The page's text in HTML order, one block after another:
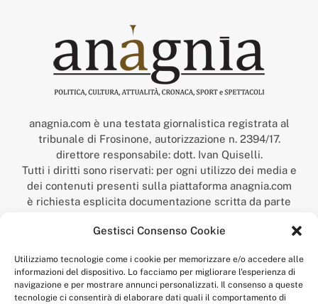
Gestisci Consenso Cookie
Utilizziamo tecnologie come i cookie per memorizzare e/o accedere alle
informazioni del dispositivo. Lo facciamo per migliorare l'esperienza di
navigazione e per mostrare annunci personalizzati. Il consenso a queste
tecnologie ci consentirà di elaborare dati quali il comportamento di
anagnia.com è una testata giornalistica registrata al
tribunale di Frosinone, autorizzazione n. 2394/17.
direttore responsabile: dott. Ivan Quiselli.
Tutti i diritti sono riservati: per ogni utilizzo dei media e
dei contenuti presenti sulla piattaforma anagnia.com
è richiesta esplicita documentazione scritta da parte
“Anagnia” è un marchio registrato presso l’Ufficio Italiano
Economico,
num. registrazione: 302017000014044 del 9 febbraio 2017.
Per contatti:redazione@anagnia.com